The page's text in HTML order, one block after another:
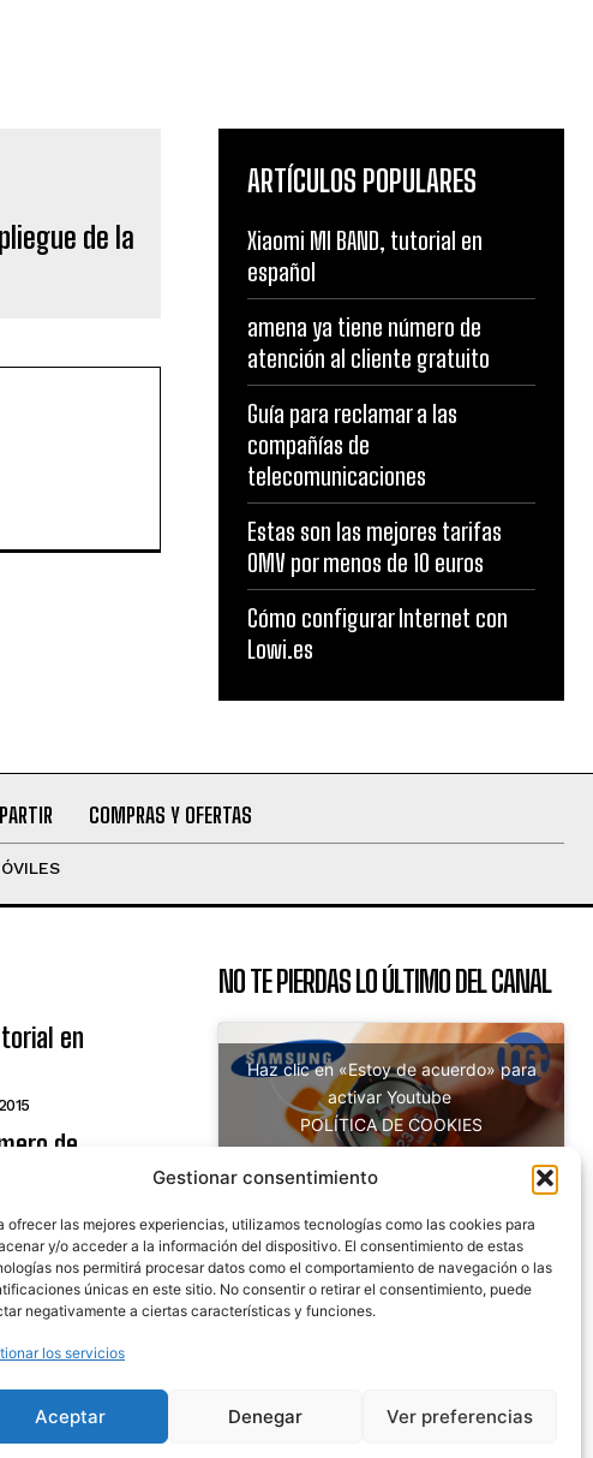
Gestionar consentimiento
ofrecer las mejores experiencias, utilizamos tecnologías como las cookies para
y/o acceder a la información del dispositivo. El consentimiento de estas
nos permitirá procesar datos como el comportamiento de navegación o las
únicas en este sitio. No consentir o retirar el consentimiento, puede
negativamente a ciertas características y funciones.
los servicios
Aceptar Denegar Ver preferencias
de la
ARTÍCULOS POPULARES
Xiaomi MI BAND, tutorial en
español
amena ya tiene número de
atención al cliente gratuito
Guía para reclamar a las
compañías de
telecomunicaciones
Estas son las mejores tarifas
OMV por menos de 10 euros
Cómo configurar Internet con
Lowi.es
COMPRAS Y OFERTAS
en
de
a las
NO TE PIERDAS LO ÚLTIMO DEL CANAL
Haz clic en «Estoy de acuerdo» para
activar Youtube
POLÍTICA DE COOKIES
Estoy de acuerdo